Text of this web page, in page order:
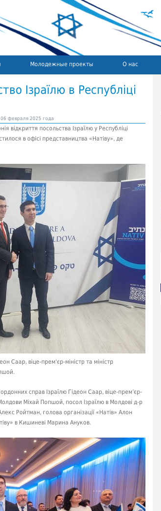
Молодежные проекты О нас
Ізраїлю в Республіці
06 февраля 2025 года
відкриття посольства Ізраїлю у Республіці
в офісі представництва «Натіву», де
Саар, віце-прем'єр-міністр та міністр
справ Ізраїлю Гідеон Саар, віце-прем’єр-
Міхай Попшой, посол Ізраїлю в Молдові д-р
Ройтман, голова організації «Натів» Алон
в Кишиневі Марина Ануков.